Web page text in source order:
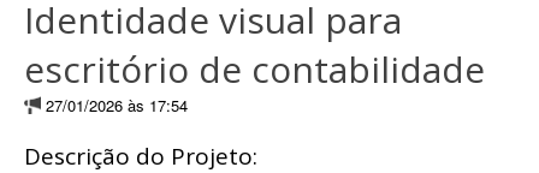
Identidade visual para
escritório de contabilidade
27/01/2026 às 17:54
Descrição do Projeto: